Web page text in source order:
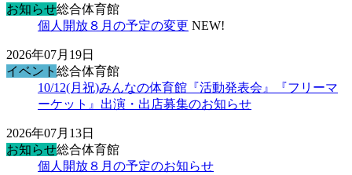
お知らせ総合体育館
個人開放８月の予定の変更 NEW!
2026年07月19日
イベント 総合体育館
10/12(月祝)みんなの体育館『活動発表会』『フリーマ
ーケット』出演・出店募集のお知らせ
2026年07月13日
お知らせ総合体育館
個人開放８月の予定のお知らせ